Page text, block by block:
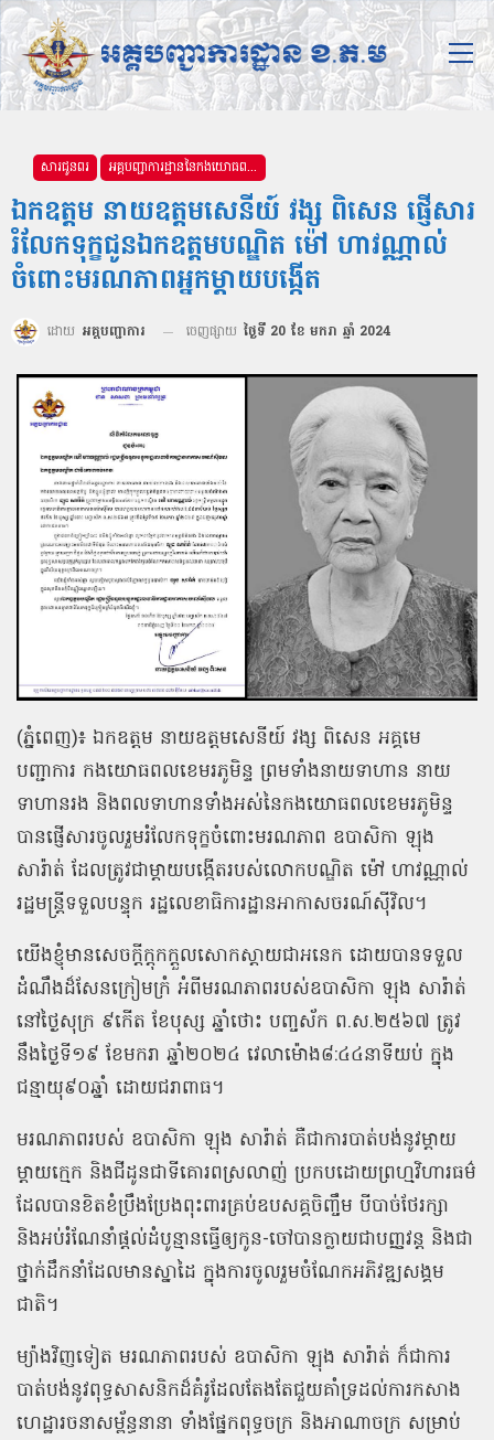
សារជូនពរ អគ្គបញ្ជាការដ្ឋាននៃកងយោធពលខេមរភូមិន្ទ
ឯកឧត្ដម នាយឧត្ដមសេនីយ៍ វង្ស ពិសេន ផ្ញើសារ
រំលែកទុក្ខជូនឯកឧត្តមបណ្ឌិត ម៉ៅ ហាវណ្ណាល់
ចំពោះមរណភាពអ្នកម្ដាយបង្កើត
ដោយ អគ្គបញ្ជាការ ចេញផ្សាយ ថ្ងៃទី 20 ខែ មករា ឆ្នាំ 2024
(ភ្នំពេញ)៖ ឯកឧត្ដម នាយឧត្ដមសេនីយ៍ វង្ស ពិសេន អគ្គមេ
បញ្ជាការ កងយោធពលខេមរភូមិន្ទ ព្រមទាំងនាយទាហាន នាយ
ទាហានរង និងពលទាហានទាំងអស់នៃកងយោធពលខេមរភូមិន្ទ
បានផ្ញើសារចូលរួមរំលែកទុក្ខចំពោះមរណភាព ឧបាសិកា ឡុង
សារ៉ាត់ ដែលត្រូវជាម្តាយបង្កើតរបស់លោកបណ្ឌិត ម៉ៅ ហាវណ្ណាល់
រដ្ឋមន្ត្រីទទួលបន្ទុក រដ្ឋលេខាធិការដ្ឋានអាកាសចរណ៍ស៊ីវិល។
យើងខ្ញុំមានសេចក្ដីក្តុកក្តួលសោកស្តាយជាអនេក ដោយបានទទួល
ដំណឹងដ៏សែនក្រៀមក្រំ អំពីមរណភាពរបស់ឧបាសិកា ឡុង សារ៉ាត់
នៅថ្ងៃសុក្រ ៩កើត ខែបុស្ស ឆ្នាំថោះ បញ្ចស័ក ព.ស.២៥៦៧ ត្រូវ
នឹងថ្ងៃទី១៩ ខែមករា ឆ្នាំ២០២៤ វេលាម៉ោង៨:៤៤នាទីយប់ ក្នុង
ជន្មាយុ៩០ឆ្នាំ ដោយជរាពាធ។
មរណភាពរបស់ ឧបាសិកា ឡុង សារ៉ាត់ គឺជាការបាត់បង់នូវម្តាយ
ម្តាយក្មេក និងជីដូនជាទីគោរពស្រលាញ់ ប្រកបដោយព្រហ្មវិហារធម៌
ដែលបានខិតខំប្រឹងប្រែងពុះពារគ្រប់ឧបសគ្គចិញ្ចឹម បីបាច់ថែរក្សា
និងអប់រំណែនាំផ្ដល់ដំបូន្មានធ្វើឲ្យកូន-ចៅបានក្លាយជាបញ្ញវន្ត និងជា
ថ្នាក់ដឹកនាំដែលមានស្នាដៃ ក្នុងការចូលរួមចំណែកអភិវឌ្ឍសង្គម
ជាតិ។
ម្យ៉ាងវិញទៀត មរណភាពរបស់ ឧបាសិកា ឡុង សារ៉ាត់ ក៏ជាការ
បាត់បង់នូវពុទ្ធសាសនិកដ៏គំរូដែលតែងតែជួយគាំទ្រដល់ការកសាង
ហេដ្ឋារចនាសម្ព័ន្ធនានា ទាំងផ្នែកពុទ្ធចក្រ និងអាណាចក្រ សម្រាប់